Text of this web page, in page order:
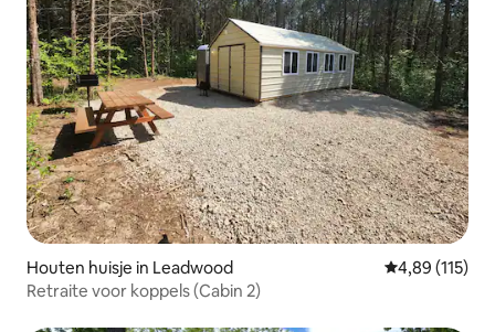
Houten huisje in Leadwood Gemiddelde
4,89 (115)
Retraite voor koppels (Cabin 2)